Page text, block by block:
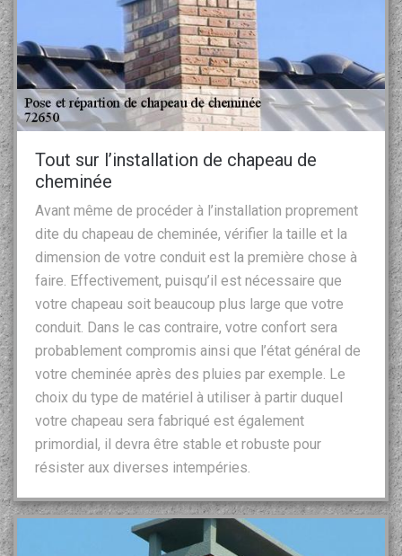
Tout sur l’installation de chapeau de
cheminée
Avant même de procéder à l’installation proprement
dite du chapeau de cheminée, vérifier la taille et la
dimension de votre conduit est la première chose à
faire. Effectivement, puisqu’il est nécessaire que
votre chapeau soit beaucoup plus large que votre
conduit. Dans le cas contraire, votre confort sera
probablement compromis ainsi que l’état général de
votre cheminée après des pluies par exemple. Le
choix du type de matériel à utiliser à partir duquel
votre chapeau sera fabriqué est également
primordial, il devra être stable et robuste pour
résister aux diverses intempéries.